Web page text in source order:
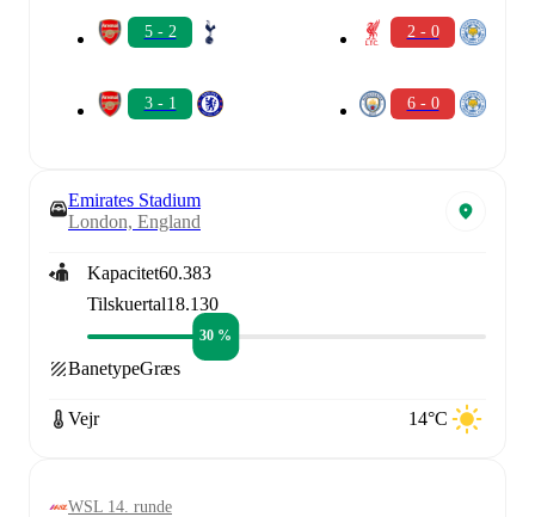
5 - 2
3 - 1
2 - 0
6 - 0
Emirates Stadium
London, England
Kapacitet60.383
Tilskuertal18.130
30 %
BanetypeGræs
Vejr 14°C
WSL 14. runde